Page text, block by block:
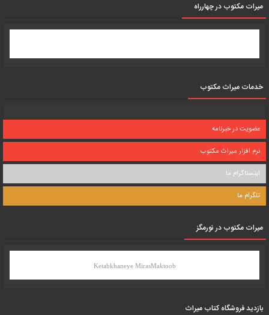
میرات مکتوب در چهارراه
خدمات میراث مکتوب
عضویت در خبرنامه
نرم افزار میراث مکتوب
اینستاگرام ما
تلگرام ما
میرات مکتوب در نورمگز
Ketabkhaneye MirasMaktoob
بازدید فروشگاه کتاب میراث